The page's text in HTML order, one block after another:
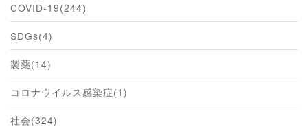
COVID-19(244)
SDGs(4)
製薬(14)
コロナウイルス感染症(1)
社会(324)